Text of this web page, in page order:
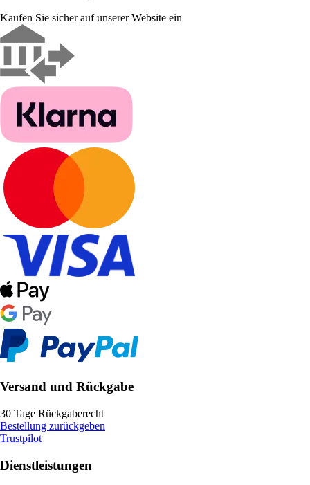
Kaufen Sie sicher auf unserer Website ein
Versand und Rückgabe
30 Tage Rückgaberecht
Bestellung zurückgeben
Trustpilot
Dienstleistungen